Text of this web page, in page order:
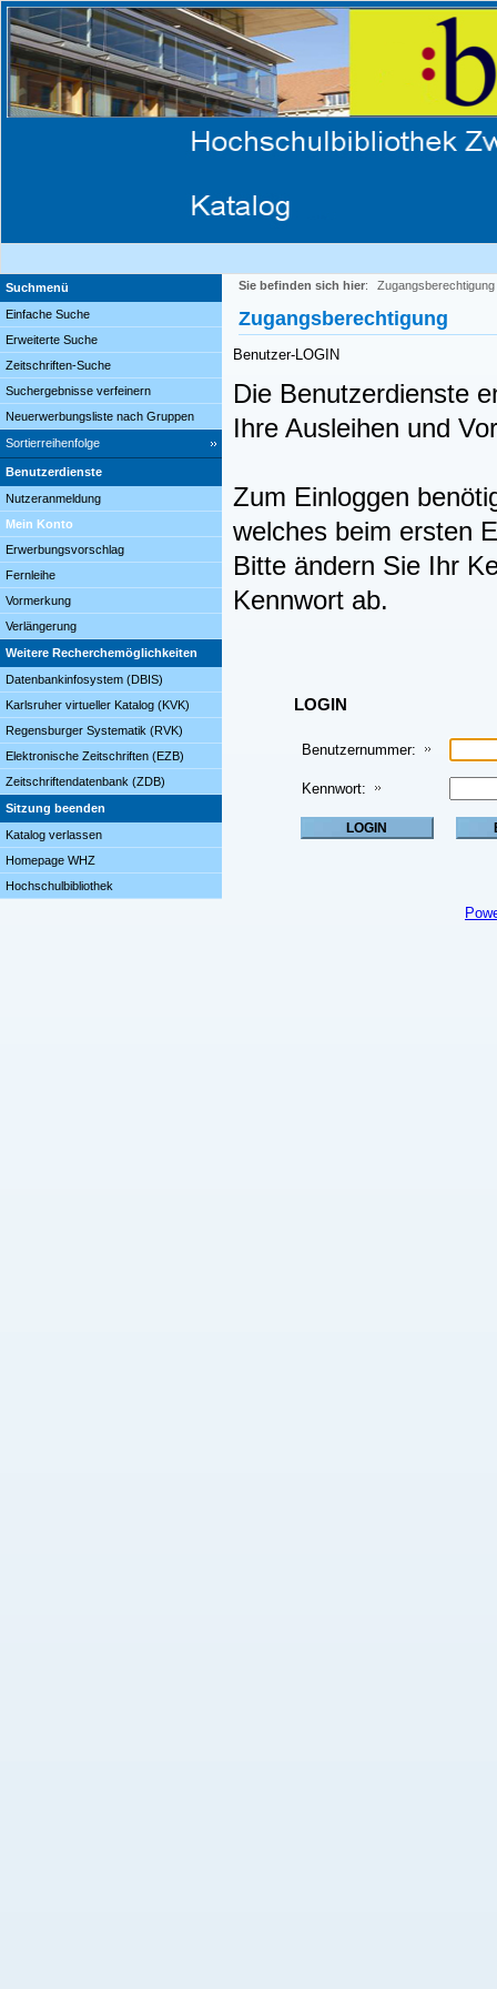
Suchmenü
Einfache Suche
Erweiterte Suche
Zeitschriften-Suche
Suchergebnisse verfeinern
Neuerwerbungsliste nach Gruppen
Sortierreihenfolge
Benutzerdienste
Nutzeranmeldung
Mein Konto
Erwerbungsvorschlag
Fernleihe
Vormerkung
Verlängerung
Weitere Recherchemöglichkeiten
Datenbankinfosystem (DBIS)
Karlsruher virtueller Katalog (KVK)
Regensburger Systematik (RVK)
Elektronische Zeitschriften (EZB)
Zeitschriftendatenbank (ZDB)
Sitzung beenden
Katalog verlassen
Homepage WHZ
Hochschulbibliothek
Sie befinden sich hier: Zugangsberechtigung
Zugangsberechtigung
Benutzer-LOGIN
Die Benutzerdienste
Ihre Ausleihen und
Zum Einloggen
welches beim ersten
Bitte ändern Sie Ihr
Kennwort ab.
LOGIN
Benutzernummer:
Kennwort: